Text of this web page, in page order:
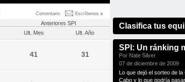
Comentario Escríbenos a
Anteriores SPI
Ult. Mes Ult. Año
41 31
Clasifica tus
SPI: Un ránking
Por Nate Silver
07 de diciembre de 2009
Lo que dejó el sorteo de
Cabo y lo que podría